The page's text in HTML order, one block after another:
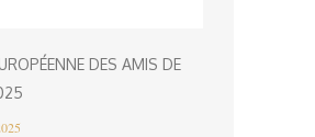
DES AMIS DE